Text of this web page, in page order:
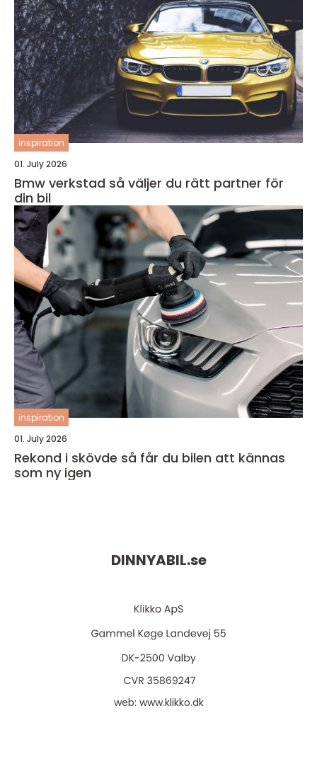
inspiration
01. July 2026
Bmw verkstad så väljer du rätt partner för
din bil
inspiration
01. July 2026
Rekond i skövde så får du bilen att kännas
som ny igen
DINNYABIL.se
web: www.klikko.dk